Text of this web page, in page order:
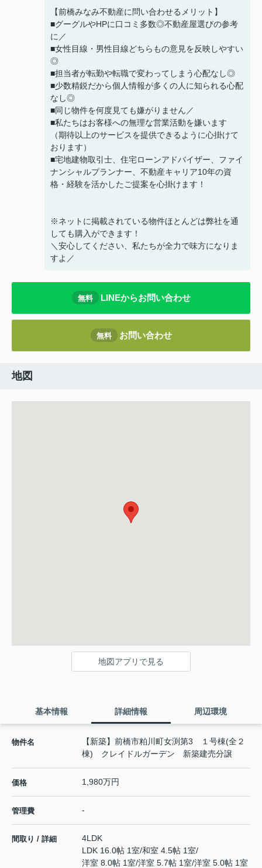
【前橋みなみ不動産に問い合わせるメリット】
■グーグルやHPに口コミ多数◎不動産屋選びの参考
に／
■女性目線・男性目線どちらもの意見を反映しやすい
◎
■担当者が転勤や転職で変わってしまう心配なし◎
■少数精鋭だから個人情報が多くの人に知られる心配
なし◎
■同じ物件を何度見ても嫌がりません／
■私たちはお客様への無理な営業活動を嫌います
（期待以上のサービスを提供できるように心掛けて
おります）
■宅地建物取引士、住宅ローンアドバイザー、ファイ
ナンシャルプランナー、不動産キャリア10年の資
格・経験を活かしたご提案を心掛けます！
※ネットに掲載されている物件ほとんどは弊社を通
しても購入ができます！
＼安心してください、私たちが全力で味方になりま
すよ／
無料 LINEからお問い合わせ
無料 お問い合わせ
地図
地図アプリで見る
基本情報 詳細情報 周辺環境
物件名
【新築】前橋市粕川町女渕第3 １号棟(全２
棟) クレイドルガーデン 新築建売分譲
価格 1,980万円
管理費 -
間取り / 詳細
4LDK
LDK 16.0帖 1室/和室 4.5帖 1室/
洋室 8.0帖 1室/洋室 5.7帖 1室/洋室 5.0帖 1室